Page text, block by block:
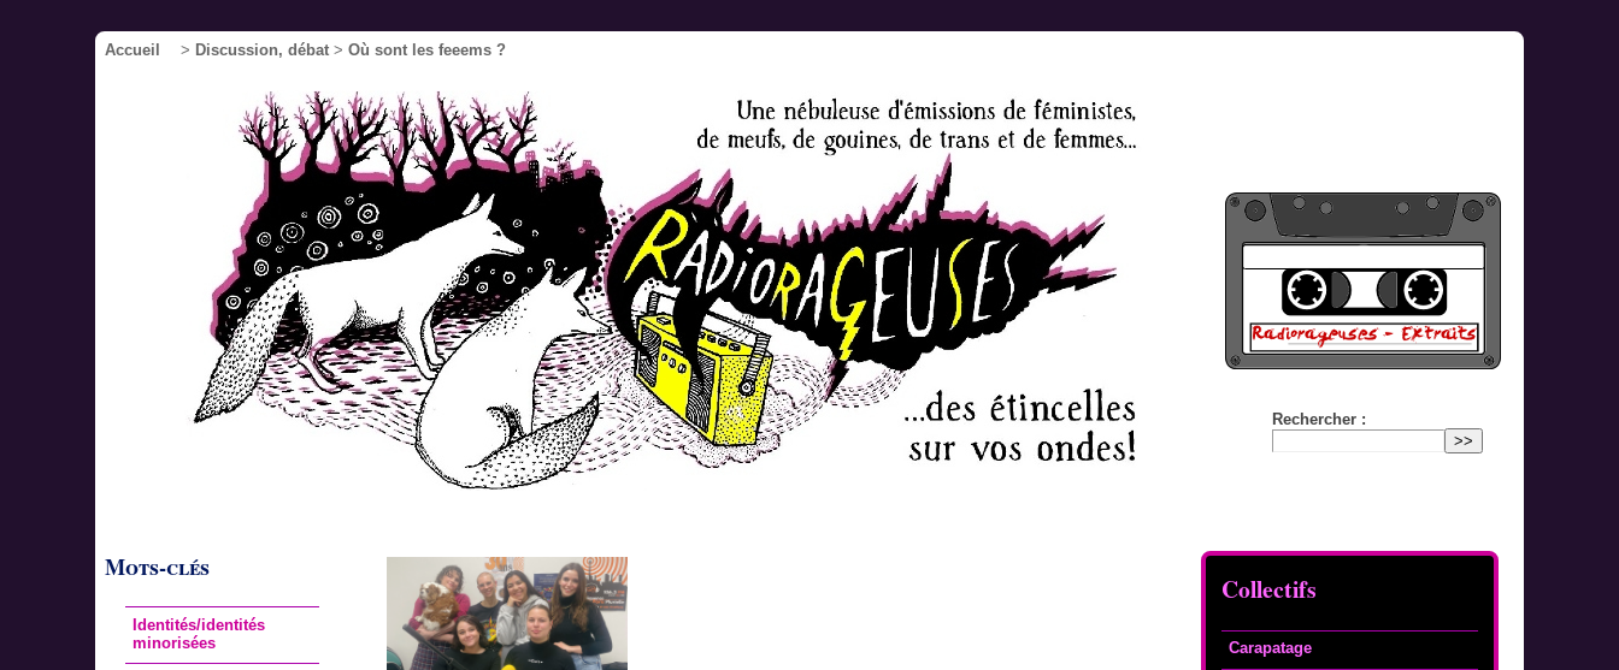
Accueil > Discussion, débat > Où sont les feeems ?
Rechercher :
Collectifs
Carapatage
Mots-clés
Identités/identités
minorisées